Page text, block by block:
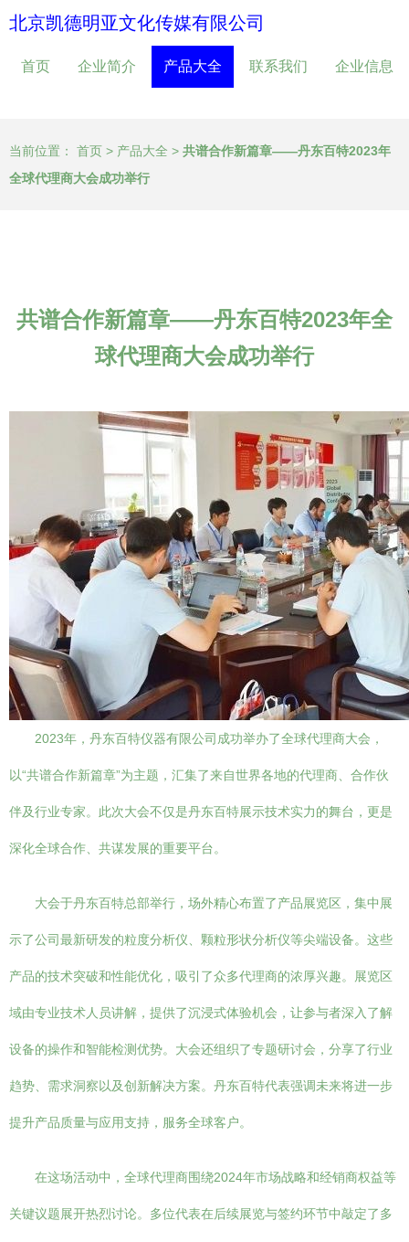
北京凯德明亚文化传媒有限公司
首页 企业简介 产品大全 联系我们 企业信息
当前位置： 首页 > 产品大全 > 共谱合作新篇章——丹东百特2023年
全球代理商大会成功举行
共谱合作新篇章——丹东百特2023年全
球代理商大会成功举行
2023年，丹东百特仪器有限公司成功举办了全球代理商大会，
以“共谱合作新篇章”为主题，汇集了来自世界各地的代理商、合作伙
伴及行业专家。此次大会不仅是丹东百特展示技术实力的舞台，更是
深化全球合作、共谋发展的重要平台。
大会于丹东百特总部举行，场外精心布置了产品展览区，集中展
示了公司最新研发的粒度分析仪、颗粒形状分析仪等尖端设备。这些
产品的技术突破和性能优化，吸引了众多代理商的浓厚兴趣。展览区
域由专业技术人员讲解，提供了沉浸式体验机会，让参与者深入了解
设备的操作和智能检测优势。大会还组织了专题研讨会，分享了行业
趋势、需求洞察以及创新解决方案。丹东百特代表强调未来将进一步
提升产品质量与应用支持，服务全球客户。
在这场活动中，全球代理商围绕2024年市场战略和经销商权益等
关键议题展开热烈讨论。多位代表在后续展览与签约环节中敲定了多